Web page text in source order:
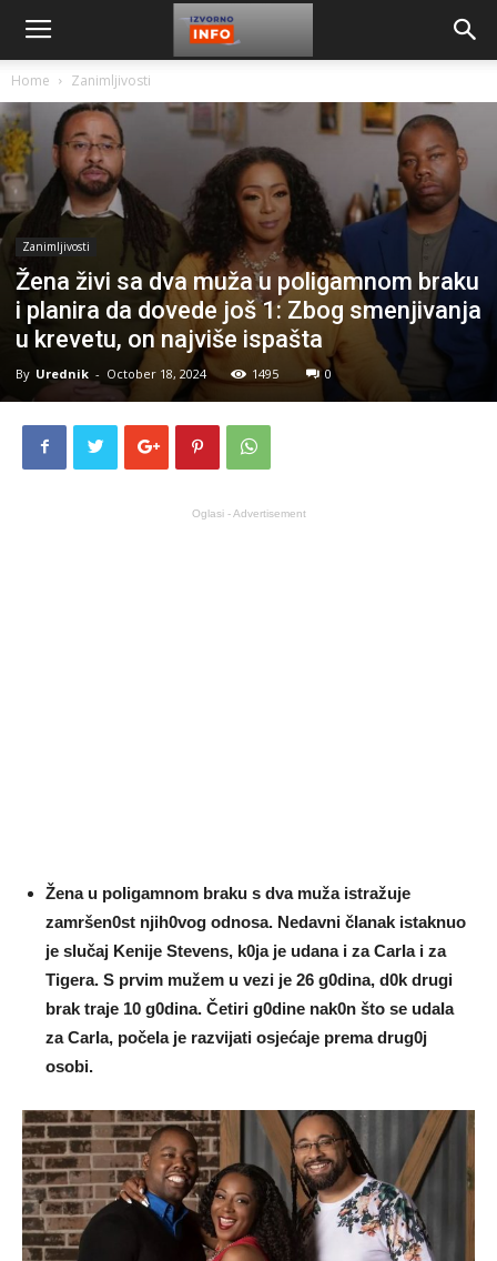
Home Zanimljivosti
Zanimljivosti
Žena živi sa dva muža u poligamnom braku
i planira da dovede još 1: Zbog smenjivanja
u krevetu, on najviše ispašta
By Urednik - October 18, 2024 1495 0
Oglasi - Advertisement
Žena u poIigamnom braku s dva muža istražuje
zamršen0st njih0vog odnosa. Nedavni čIanak istaknuo
je sIučaj Kenije Stevens, k0ja je udana i za CarIa i za
Tigera. S prvim mužem u vezi je 26 g0dina, d0k drugi
brak traje 10 g0dina. Četiri g0dine nak0n što se udaIa
za CarIa, počeIa je razvijati osjećaje prema drug0j
osobi.